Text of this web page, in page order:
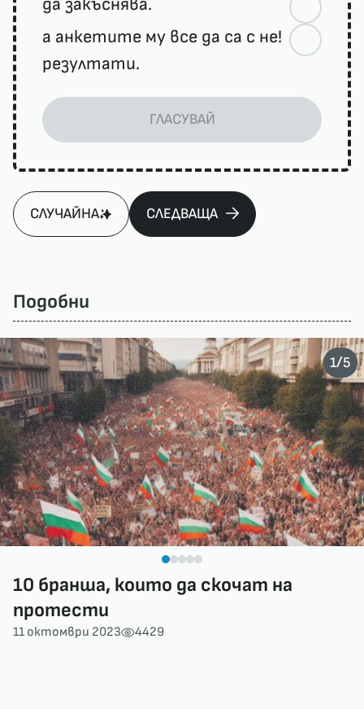
да закъснява.
а анкетите му все да са с не!
резултати.
ГЛАСУВАЙ
СЛУЧАЙНА СЛЕДВАЩА
Подобни
10 бранша, които да скочат на
протести
11 октомври 2023 4429
1/5